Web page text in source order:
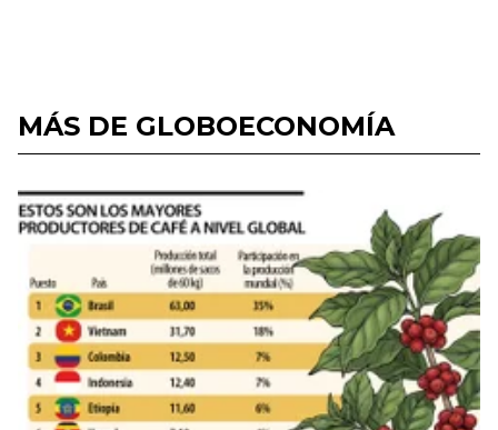
MÁS DE GLOBOECONOMÍA